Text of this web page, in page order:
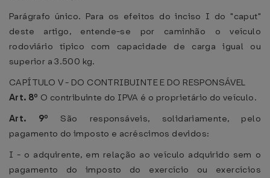
Parágrafo único. Para os efeitos do inciso I do "caput"
deste artigo, entende-se por caminhão o veículo
rodoviário típico com capacidade de carga igual ou
superior a 3.500 kg.
CAPÍTULO V - DO CONTRIBUINTE E DO RESPONSÁVEL
Art. 8º O contribuinte do IPVA é o proprietário do veículo.
Art. 9º São responsáveis, solidariamente, pelo
pagamento do imposto e acréscimos devidos:
I - o adquirente, em relação ao veículo adquirido sem o
pagamento do imposto do exercício ou exercícios